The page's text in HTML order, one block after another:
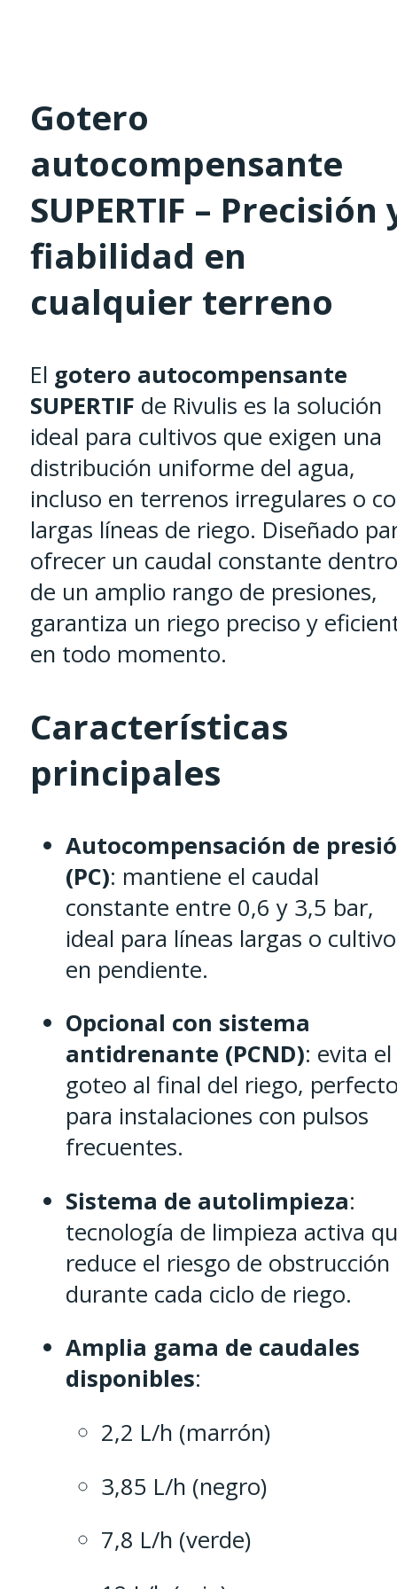
Gotero
autocompensante
SUPERTIF – Precisión
fiabilidad en
cualquier terreno
El gotero autocompensante
SUPERTIF de Rivulis es la solución
ideal para cultivos que exigen una
distribución uniforme del agua,
incluso en terrenos irregulares o
largas líneas de riego. Diseñado
ofrecer un caudal constante dentro
de un amplio rango de presiones,
garantiza un riego preciso y
en todo momento.
Características
principales
Autocompensación de
(PC): mantiene el caudal
constante entre 0,6 y 3,5 bar,
ideal para líneas largas o
en pendiente.
Opcional con sistema
antidrenante (PCND): evita el
goteo al final del riego,
para instalaciones con pulsos
frecuentes.
Sistema de autolimpieza:
tecnología de limpieza activa
reduce el riesgo de obstrucción
durante cada ciclo de riego.
Amplia gama de caudales
disponibles:
2,2 L/h (marrón)
3,85 L/h (negro)
7,8 L/h (verde)